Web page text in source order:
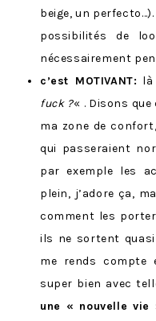
beige, un
possibilités de
nécessairement
c’est MOTIVANT:
fuck ?« . Disons
ma zone de
qui passeraient
par exemple les
plein, j’adore ça,
comment les
ils ne sortent
me rends compte
super bien avec
une « nouvelle